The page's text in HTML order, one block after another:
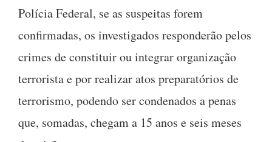
Polícia Federal, se as suspeitas forem
confirmadas, os investigados responderão pelos
crimes de constituir ou integrar organização
terrorista e por realizar atos preparatórios de
terrorismo, podendo ser condenados a penas
que, somadas, chegam a 15 anos e seis meses